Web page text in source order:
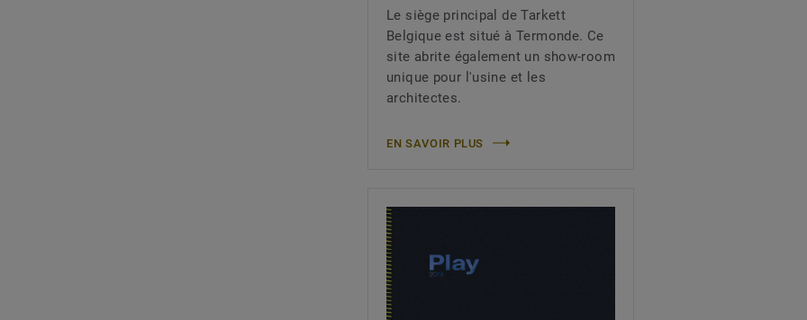
Le siège principal de Tarkett
Belgique est situé à Termonde. Ce
site abrite également un show-room
unique pour l'usine et les
architectes.
EN SAVOIR PLUS